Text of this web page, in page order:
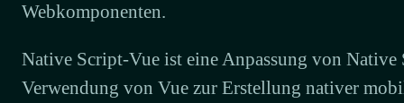
Webkomponenten.
Native Script-Vue ist eine Anpassung von Native
Verwendung von Vue zur Erstellung nativer